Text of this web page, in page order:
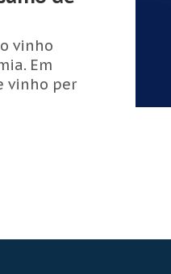
vinho
Em
vinho per